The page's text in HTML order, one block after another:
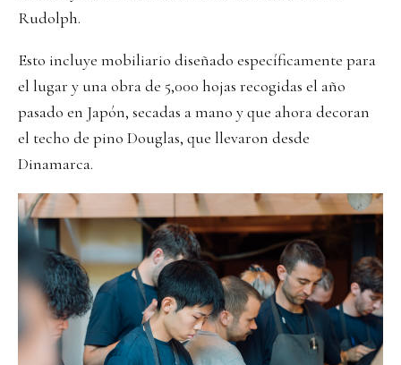
Rudolph.
Esto incluye mobiliario diseñado específicamente para
el lugar y una obra de 5,000 hojas recogidas el año
pasado en Japón, secadas a mano y que ahora decoran
el techo de pino Douglas, que llevaron desde
Dinamarca.